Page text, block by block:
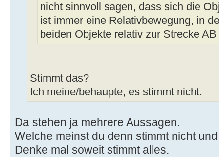
nicht sinnvoll sagen, dass sich die
ist immer eine Relativbewegung, in
beiden Objekte relativ zur Strecke
Stimmt das?
Ich meine/behaupte, es stimmt nicht.
Da stehen ja mehrere Aussagen.
Welche meinst du denn stimmt nicht
Denke mal soweit stimmt alles.